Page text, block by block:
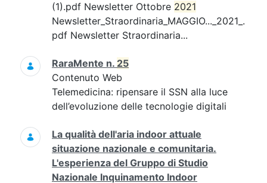
(1).pdf Newsletter Ottobre 2021
Newsletter_Straordinaria_MAGGIO..._2021_.
pdf Newsletter Straordinaria...
RaraMente n. 25
Contenuto Web
Telemedicina: ripensare il SSN alla luce
dell’evoluzione delle tecnologie digitali
La qualità dell'aria indoor attuale
situazione nazionale e comunitaria.
L'esperienza del Gruppo di Studio
Nazionale Inquinamento Indoor